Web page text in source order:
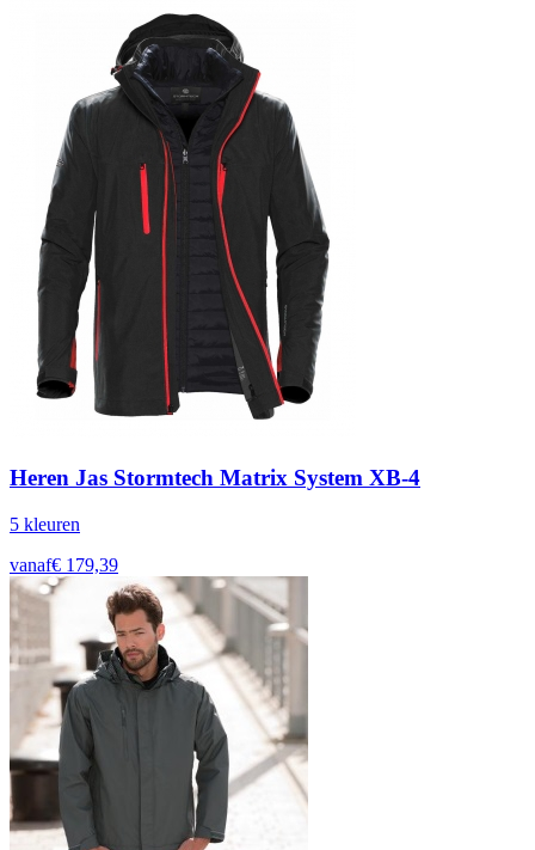
Heren Jas Stormtech Matrix System XB-4
5 kleuren
vanaf€ 179,39